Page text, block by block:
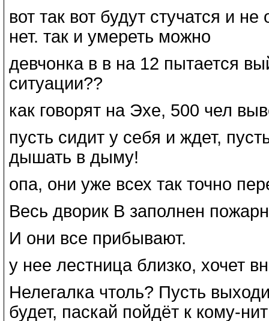
вот так вот будут стучатся и
нет. так и умереть можно
девчонка в в на 12 пытается
ситуации??
как говорят на Эхе, 500 чел
пусть сидит у себя и ждет,
дышать в дыму!
опа, они уже всех так точно
Весь дворик В заполнен
И они все прибывают.
у нее лестница близко, хочет
Нелегалка чтоль? Пусть
будет, паскай пойдёт к кому-